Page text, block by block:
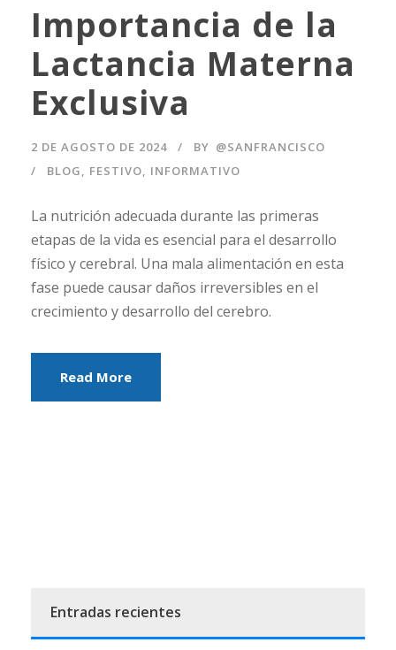
Importancia de la
Lactancia Materna
Exclusiva
2 DE AGOSTO DE 2024 BY @SANFRANCISCO
BLOG, FESTIVO, INFORMATIVO
La nutrición adecuada durante las primeras
etapas de la vida es esencial para el desarrollo
físico y cerebral. Una mala alimentación en esta
fase puede causar daños irreversibles en el
crecimiento y desarrollo del cerebro.
Read More
Entradas recientes